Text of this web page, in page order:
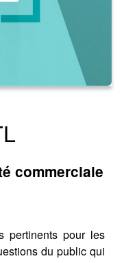
commerciale
pertinents pour les
du public qui